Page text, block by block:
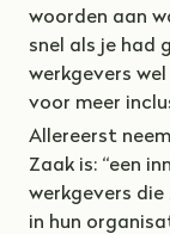
woorden aan
snel als je had
werkgevers
voor meer
Allereerst
Zaak is: “een
werkgevers
in hun